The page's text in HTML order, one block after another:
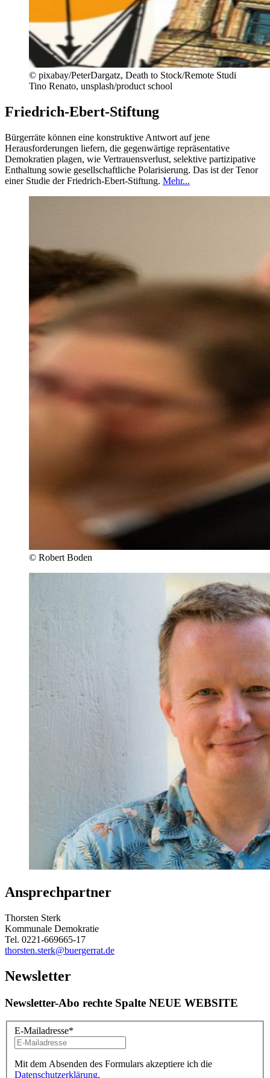
© pixabay/PeterDargatz, Death to Stock/Remote Studi
Tino Renato, unsplash/product school
Friedrich-Ebert-Stiftung
Bürgerräte können eine konstruktive Antwort auf jene
Herausforderungen lie­fern, die gegenwärtige repräsentative
Demokratien plagen, wie Vertrauensver­lust, selektive partizipative
Enthaltung so­wie gesellschaftliche Polarisierung. Das ist der Tenor
einer Studie der Friedrich-Ebert-Stiftung. Mehr...
© Robert Boden
Ansprechpartner
Thorsten Sterk
Kommunale Demokratie
Tel. 0221-669665-17
thorsten.sterk@buergerrat.de
Newsletter
Newsletter-Abo rechte Spalte NEUE WEBSITE
E-Mailadresse*
Mit dem Absenden des Formulars akzeptiere ich die
Datenschutzerklärung.